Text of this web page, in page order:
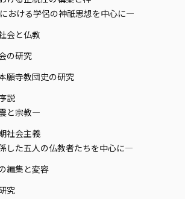
おける学侶の神祇思想を中心に—
会と仏教
の研究
願寺教団史の研究
説
と宗教—
社会主義
した五人の仏教者たちを中心に—
編集と変容
究